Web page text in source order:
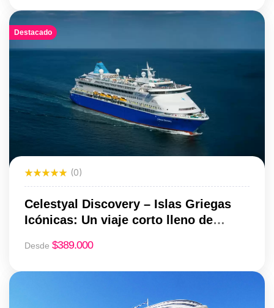
Destacado
(0)
Celestyal Discovery – Islas Griegas
Icónicas: Un viaje corto lleno de
Desde $389.000